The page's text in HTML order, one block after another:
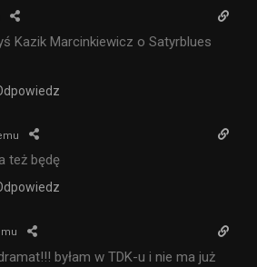
Kazik Marcinkiewicz o Satyrblues
też będę
byłam w TDK-u i nie ma już